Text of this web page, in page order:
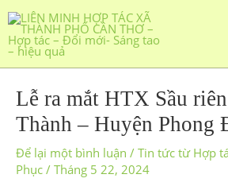
Lễ ra mắt HTX Sầu
Thành – Huyện Phong
Để lại một bình luận / Tin tức từ Hợp
Phục / Tháng 5 22, 2024